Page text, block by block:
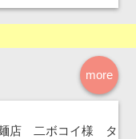
more
麺店 二ボコイ様 タ